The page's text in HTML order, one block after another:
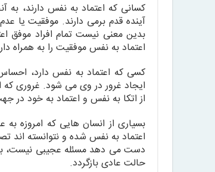
کسانی که اعتماد به نفس دارند، به
آینده قدم برمی دارند. موفقیت یا
بدین معنی نیست تمام افراد موفق
اعتماد به نفس موفقیت را به
کسی که اعتماد به نفس دارد،
ایجاد غرور در وی می شود. غروری که
از اتکا به نفس و اعتماد به خود در
بسیاری از انسان هایی که امروزه
اعتماد به نفس شده و نتوانسته اند
دست می دهد مسئله عجیبی نیست،
حالت عادی بازگردد.